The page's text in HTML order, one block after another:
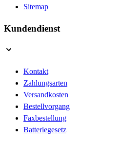
Sitemap
Kundendienst
Kontakt
Zahlungsarten
Versandkosten
Bestellvorgang
Faxbestellung
Batteriegesetz